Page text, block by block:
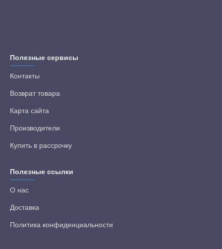
Полезные сервисы
Контакты
Возврат товара
Карта сайта
Производители
Купить в рассрочку
Полезные ссылки
О нас
Доставка
Политика конфиденциальности